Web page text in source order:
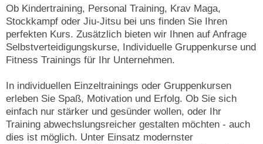
Ob Kindertraining, Personal Training, Krav Maga,
Stockkampf oder Jiu-Jitsu bei uns finden Sie Ihren
perfekten Kurs. Zusätzlich bieten wir Ihnen auf Anfrage
Selbstverteidigungskurse, Individuelle Gruppenkurse und
Fitness Trainings für Ihr Unternehmen.
In individuellen Einzeltrainings oder Gruppenkursen
erleben Sie Spaß, Motivation und Erfolg. Ob Sie sich
einfach nur stärker und gesünder wollen, oder Ihr
Training abwechslungsreicher gestalten möchten - auch
dies ist möglich. Unter Einsatz modernster